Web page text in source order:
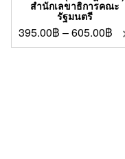
สำนักเลขาธิการคณะ
รัฐมนตรี
395.00฿ –605.00฿